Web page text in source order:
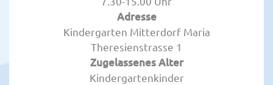
Adresse
Kindergarten Mitterdorf Maria
Theresienstrasse 1
Zugelassenes Alter
Kindergartenkinder